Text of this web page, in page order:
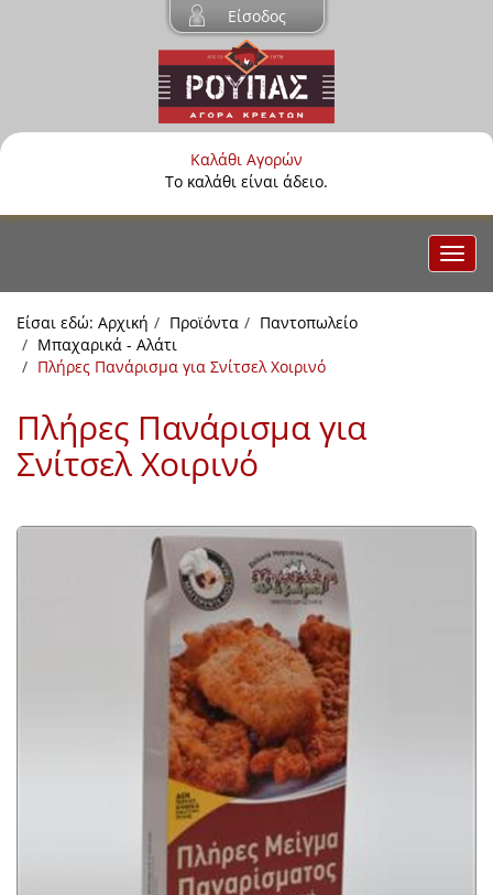
Είσοδος
Καλάθι Αγορών
Το καλάθι είναι άδειο.
Είσαι εδώ: Αρχική Προϊόντα
Παντοπωλείο
Μπαχαρικά - Αλάτι
Πλήρες Πανάρισμα για Σνίτσελ Χοιρινό
Πλήρες Πανάρισμα για
Σνίτσελ Χοιρινό